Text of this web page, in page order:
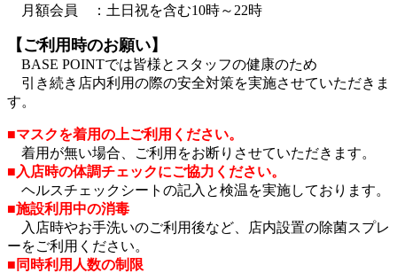
月額会員 ：土日祝を含む10時～22時
【ご利用時のお願い】
BASE POINTでは皆様とスタッフの健康のため
引き続き店内利用の際の安全対策を実施させていただきま
す。
■マスクを着用の上ご利用ください。
着用が無い場合、ご利用をお断りさせていただきます。
■入店時の体調チェックにご協力ください。
ヘルスチェックシートの記入と検温を実施しております。
■施設利用中の消毒
入店時やお手洗いのご利用後など、店内設置の除菌スプレ
ーをご利用ください。
■同時利用人数の制限